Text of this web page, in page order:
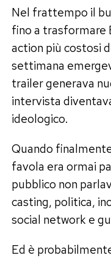
Nel frattempo il
fino a trasformare
action più costosi
settimana
trailer generava
intervista
ideologico.
Quando
favola era ormai
pubblico non
casting, politica,
social network e
Ed è